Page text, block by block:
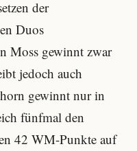
der
Duos
Moss gewinnt zwar
jedoch auch
gewinnt nur in
fünfmal den
42 WM-Punkte auf